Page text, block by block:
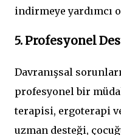
indirmeye yardımcı
5. Profesyonel
Davranışsal
profesyonel bir
terapisi, ergoterapi
uzman desteği,